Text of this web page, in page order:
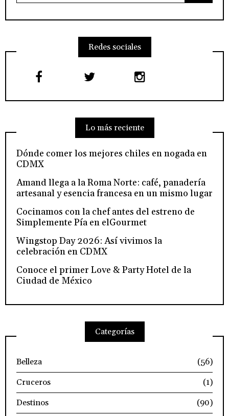
Redes sociales
Lo más reciente
Dónde comer los mejores chiles en nogada en
CDMX
Amand llega a la Roma Norte: café, panadería
artesanal y esencia francesa en un mismo lugar
Cocinamos con la chef antes del estreno de
Simplemente Pía en elGourmet
Wingstop Day 2026: Así vivimos la
celebración en CDMX
Conoce el primer Love & Party Hotel de la
Ciudad de México
Categorías
Belleza
(56)
Cruceros
(1)
Destinos
(90)